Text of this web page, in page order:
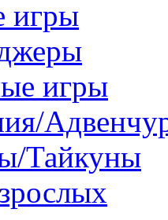
игры
игры
Тайкуны